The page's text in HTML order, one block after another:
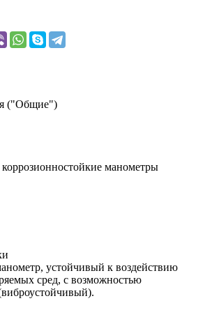
("Общие")
манометры
устойчивый к воздействию
сред, с возможностью